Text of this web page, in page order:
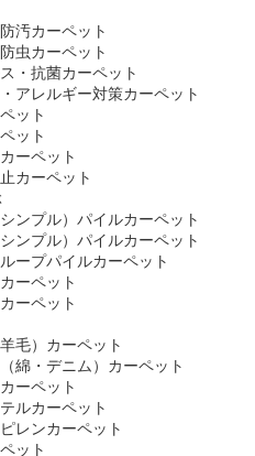
汚カーペット
虫カーペット
・抗菌カーペット
アレルギー対策カーペット
ット
ット
ーペット
カーペット
ンプル）パイルカーペット
ンプル）パイルカーペット
ープパイルカーペット
ーペット
ーペット
毛）カーペット
綿・デニム）カーペット
ーペット
ルカーペット
レンカーペット
ット